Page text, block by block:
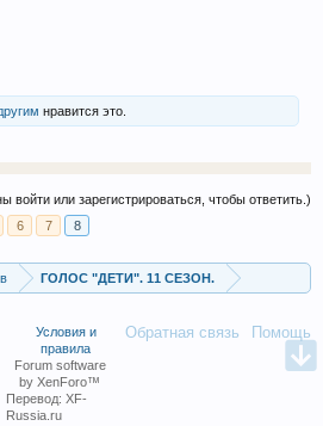
нравится это.
войти или зарегистрироваться, чтобы ответить.)
6 7 8
ГОЛОС "ДЕТИ". 11 СЕЗОН.
Обратная связь Помощь
Условия и
правила
Forum software
by XenForo™
Перевод: XF-
Russia.ru